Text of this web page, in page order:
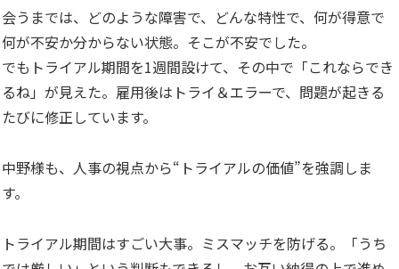
会うまでは、どのような障害で、どんな特性で、何が得意で
何が不安か分からない状態。そこが不安でした。
でもトライアル期間を1週間設けて、その中で「これならでき
るね」が見えた。雇用後はトライ＆エラーで、問題が起きる
たびに修正しています。
中野様も、人事の視点から“トライアルの価値”を強調しま
す。
トライアル期間はすごい大事。ミスマッチを防げる。「うち